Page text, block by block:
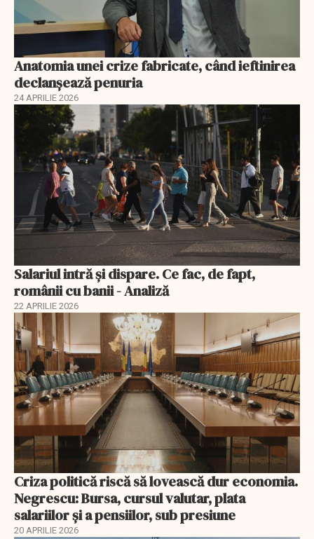
Anatomia unei crize fabricate, când ieftinirea
declanșează penuria
24 APRILIE 2026
Salariul intră și dispare. Ce fac, de fapt,
românii cu banii - Analiză
22 APRILIE 2026
Criza politică riscă să lovească dur economia.
Negrescu: Bursa, cursul valutar, plata
salariilor şi a pensiilor, sub presiune
20 APRILIE 2026